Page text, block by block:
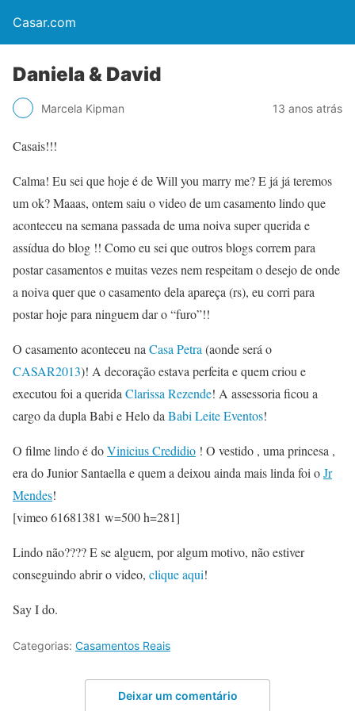
Casar.com
Daniela & David
Marcela Kipman 13 anos atrás
Casais!!!
Calma! Eu sei que hoje é de Will you marry me? E já já teremos
um ok? Maaas, ontem saiu o video de um casamento lindo que
aconteceu na semana passada de uma noiva super querida e
assídua do blog !! Como eu sei que outros blogs correm para
postar casamentos e muitas vezes nem respeitam o desejo de onde
a noiva quer que o casamento dela apareça (rs), eu corri para
postar hoje para ninguem dar o “furo”!!
O casamento aconteceu na Casa Petra (aonde será o
CASAR2013)! A decoração estava perfeita e quem criou e
executou foi a querida Clarissa Rezende! A assessoria ficou a
cargo da dupla Babi e Helo da Babi Leite Eventos!
O filme lindo é doVinicius Credidio ! O vestido , uma princesa ,
era do Junior Santaella e quem a deixou ainda mais linda foi oJr
Mendes!
[vimeo 61681381 w=500 h=281]
Lindo não???? E se alguem, por algum motivo, não estiver
conseguindo abrir o video, clique aqui!
Say I do.
Categorias: Casamentos Reais
Deixar um comentário